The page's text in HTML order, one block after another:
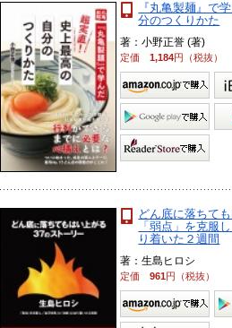
『丸亀製麺』
分のつくりかた
著：小野正誉 (著)
定価1,184円（税抜）
どん底に落ちて
「弱点」を克服
り着いた２週間
著：生島ヒロシ
定価961円（税抜）